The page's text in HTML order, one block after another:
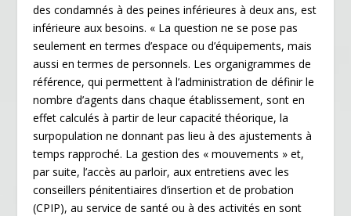
des condamnés à des peines inférieures à deux ans, est
inférieure aux besoins. « La question ne se pose pas
seulement en termes d’espace ou d’équipements, mais
aussi en termes de personnels. Les organigrammes de
référence, qui permettent à l’administration de définir le
nombre d’agents dans chaque établissement, sont en
effet calculés à partir de leur capacité théorique, la
surpopulation ne donnant pas lieu à des ajustements à
temps rapproché. La gestion des « mouvements » et,
par suite, l’accès au parloir, aux entretiens avec les
conseillers pénitentiaires d’insertion et de probation
(CPIP), au service de santé ou à des activités en sont